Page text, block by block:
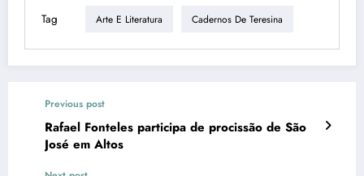
Tag Arte E Literatura Cadernos De Teresina
Previous post
Rafael Fonteles participa de procissão de São
José em Altos